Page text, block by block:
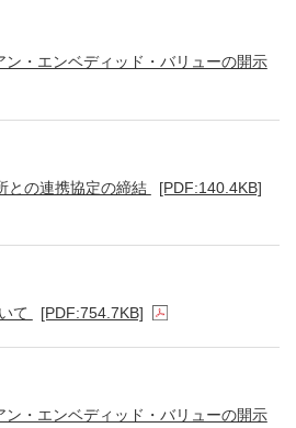
・エンベディッド・バリューの開示
との連携協定の締結 [PDF:140.4KB]
て [PDF:754.7KB]
・エンベディッド・バリューの開示